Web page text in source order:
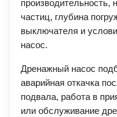
производительность,
частиц, глубина
выключателя и
насос.
Дренажный насос
аварийная откачка
подвала, работа в
или обслуживание